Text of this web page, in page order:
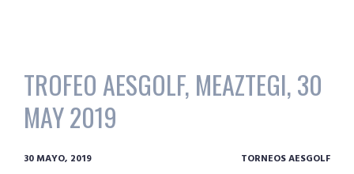
TROFEO AESGOLF, MEAZTEGI, 30
MAY 2019
30 MAYO, 2019 TORNEOS AESGOLF